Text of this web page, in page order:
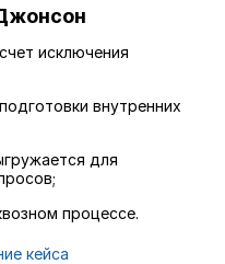
исключения
внутренних
для
процессе.
кейса